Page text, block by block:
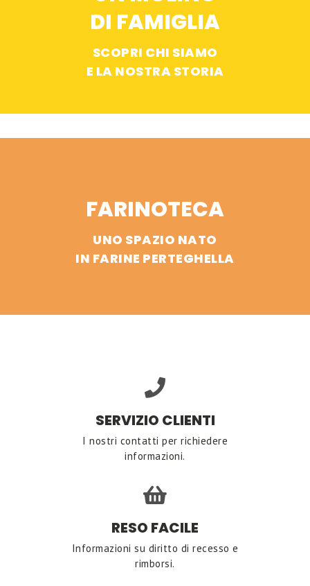
DI FAMIGLIA
SCOPRI CHI SIAMO
E LA NOSTRA STORIA
FARINOTECA
UNO SPAZIO NATO
IN FARINE PERTEGHELLA
SERVIZIO CLIENTI
I nostri contatti per richiedere
informazioni.
RESO FACILE
Informazioni su diritto di recesso e
rimborsi.